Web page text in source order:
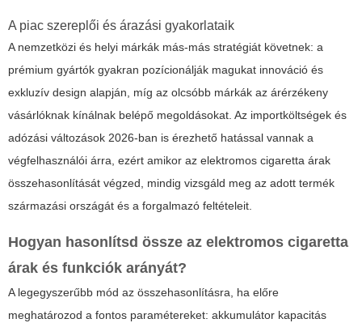
A piac szereplői és árazási gyakorlataik
A nemzetközi és helyi márkák más-más stratégiát követnek: a
prémium gyártók gyakran pozícionálják magukat innováció és
exkluzív design alapján, míg az olcsóbb márkák az árérzékeny
vásárlóknak kínálnak belépő megoldásokat. Az importköltségek és
adózási változások 2026-ban is érezhető hatással vannak a
végfelhasználói árra, ezért amikor az elektromos cigaretta árak
összehasonlítását végzed, mindig vizsgáld meg az adott termék
származási országát és a forgalmazó feltételeit.
Hogyan hasonlítsd össze az elektromos cigaretta
árak és funkciók arányát?
A legegyszerűbb mód az összehasonlításra, ha előre
meghatározod a fontos paramétereket: akkumulátor kapacitás